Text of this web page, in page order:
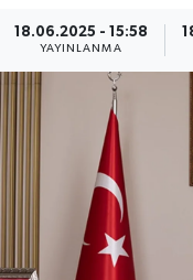
18.06.2025 - 15:58
YAYINLANMA
Spor